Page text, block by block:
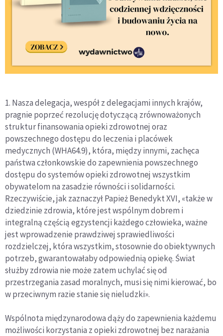
1. Nasza delegacja, wespół z delegacjami innych krajów,
pragnie poprzeć rezolucję dotyczącą zrównoważonych
struktur finansowania opieki zdrowotnej oraz
powszechnego dostępu do leczenia i placówek
medycznych (WHA64.9), która, między innymi, zachęca
państwa członkowskie do zapewnienia powszechnego
dostępu do systemów opieki zdrowotnej wszystkim
obywatelom na zasadzie równości i solidarności.
Rzeczywiście, jak zaznaczył Papież Benedykt XVI, «także w
dziedzinie zdrowia, które jest wspólnym dobrem i
integralną częścią egzystencji każdego człowieka, ważne
jest wprowadzenie prawdziwej sprawiedliwości
rozdzielczej, która wszystkim, stosownie do obiektywnych
potrzeb, gwarantowałaby odpowiednią opiekę. Świat
służby zdrowia nie może zatem uchylać się od
przestrzegania zasad moralnych, musi się nimi kierować, bo
w przeciwnym razie stanie się nieludzki».
Wspólnota międzynarodowa dąży do zapewnienia każdemu
możliwości korzystania z opieki zdrowotnej bez narażania